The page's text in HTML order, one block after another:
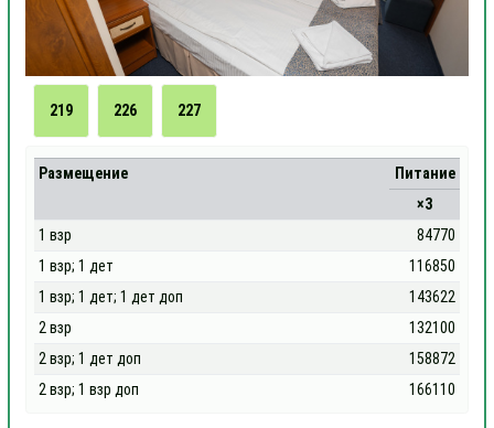
219 226 227
Размещение
Питание
×3
1 взр
84770
1 взр; 1 дет
116850
1 взр; 1 дет; 1 дет доп
143622
2 взр
132100
2 взр; 1 дет доп
158872
2 взр; 1 взр доп
166110